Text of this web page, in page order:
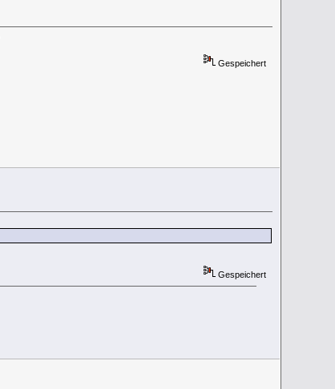
Gespeichert
Gespeichert